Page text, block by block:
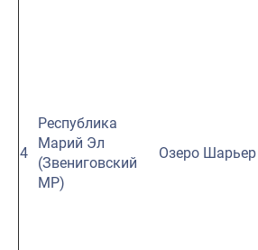
4
Республика
Марий Эл
(Звениговский
МР)
Озеро Шарьер